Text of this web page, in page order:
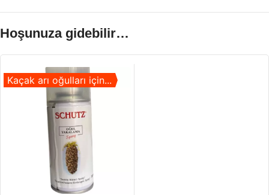
Hoşunuza gidebilir…
Kaçak arı oğulları için...